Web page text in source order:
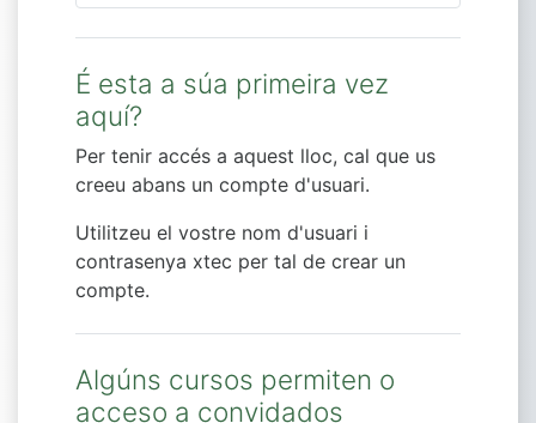
É esta a súa primeira vez
aquí?
Per tenir accés a aquest lloc, cal que us
creeu abans un compte d'usuari.
Utilitzeu el vostre nom d'usuari i
contrasenya xtec per tal de crear un
compte.
Algúns cursos permiten o
acceso a convidados